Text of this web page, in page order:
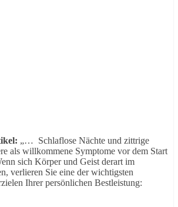
„… Schlaflose Nächte und zittrige
als willkommene Symptome vor dem Start
sich Körper und Geist derart im
verlieren Sie eine der wichtigsten
Ihrer persönlichen Bestleistung: